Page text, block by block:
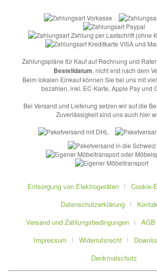
Zahlungspläne für Kauf auf Rechnung und
Bestelldatum, nicht erst nach dem
Beim lokalen Einkauf können Sie bei uns mit
bezahlen, inkl. EC-Karte, Apple Pay und
Bei Versand und Lieferung setzen wir auf die
Zuverlässigkeit sind uns auch hier
Entsorgung von Elektrogeräten
Cookie-
Datenschutzerklärung
Versand und Zahlungsbedingungen
AGB
Impressum
Widerrufsrecht
Denkmalschutz